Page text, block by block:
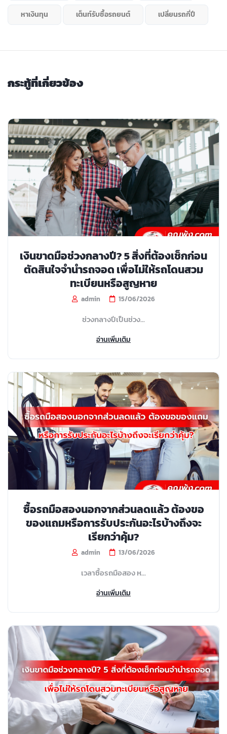
หาเงินทุน เต็นท์รับซื้อรถยนต์ เปลี่ยนรถกี่ปี
กระทู้ที่เกี่ยวข้อง
เงินขาดมือช่วงกลางปี? 5 สิ่งที่ต้องเช็กก่อน
ตัดสินใจจำนำรถจอด เพื่อไม่ให้รถโดนสวม
ทะเบียนหรือสูญหาย
admin 15/06/2026
ช่วงกลางปีเป็นช่วง...
อ่านเพิ่มเติม
ซื้อรถมือสองนอกจากส่วนลดแล้ว ต้องขอ
ของแถมหรือการรับประกันอะไรบ้างถึงจะ
เรียกว่าคุ้ม?
admin 13/06/2026
เวลาซื้อรถมือสอง ห...
อ่านเพิ่มเติม